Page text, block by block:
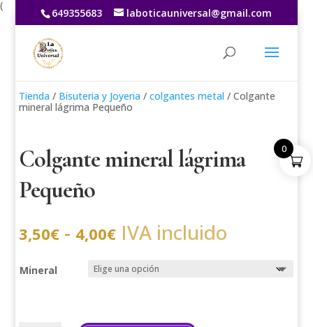
(
649355683 laboticauniversal@gmail.com
Tienda / Bisuteria y Joyeria /colgantes metal / Colgante
mineral lágrima Pequeño
Colgante mineral lágrima
Pequeño
3,50€ - 4,00€Rango
de
desde
3,50€
IVA incluido
Mineral
0